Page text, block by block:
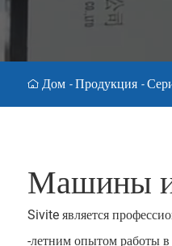
Дом - Продукция -
Машины
Sivite является
-летним опытом работы